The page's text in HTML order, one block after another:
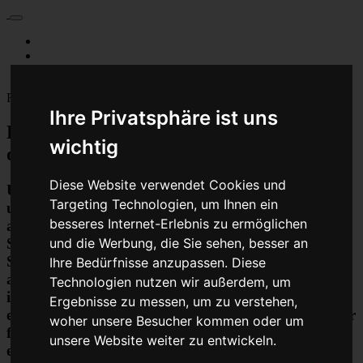
Ihre Privatsphäre ist uns
wichtig
Diese Website verwendet Cookies und
Targeting Technologien, um Ihnen ein
besseres Internet-Erlebnis zu ermöglichen
und die Werbung, die Sie sehen, besser an
Ihre Bedürfnisse anzupassen. Diese
Technologien nutzen wir außerdem, um
Ergebnisse zu messen, um zu verstehen,
woher unsere Besucher kommen oder um
unsere Website weiter zu entwickeln.
Fahrzeugmarken
PKW Chip Tuning Leistungssteigerung
oder Austauschgerät KVA
Unser Betrieb steht für kostengünstige Prüfungen
und Reparaturen von Steuergeräten aller Art, unter
anderem von Motor-Steuergeräten, Airbag-
Steuergeräten, ABS-Steuergeräten uvm.
STEUBEL® verfügt dabei über viel Erfahrung und
ausgewiesene Expertise bei PKW-Steuergeräten und
insbesondere Motor-steuergeräte Reparaturen. So
ermöglicht STEUBEL® eine Steuergeräte Reparatur
für nahezu aller Hersteller und Fahrzeugarten - sei
es Motorrad oder LKW. Auch die Reparatur von